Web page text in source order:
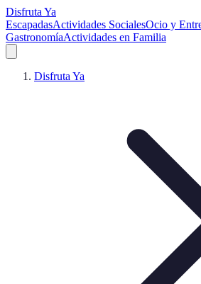
Disfruta Ya
EscapadasActividades SocialesOcio y
GastronomíaActividades en Familia
Disfruta Ya